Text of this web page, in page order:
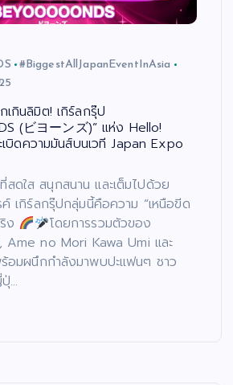
#BiggestAllJapanEventInAsia
กินลิมิต! เกิร์ลกรุ๊ป
(ビヨーンズ)” แห่ง Hello!
บิดความมันส์บนเวที Japan Expo
ใส สนุกสนาน และเต็มไปด้วย
เกิร์ลกรุ๊ปกลุ่มนี้คือความ “เหนือขีด
ง
โดยการรวมตัวของ
Ame no Mori Kawa Umi และ
อมผนึกกำลังมาพบปะแฟนๆ ชาว
…